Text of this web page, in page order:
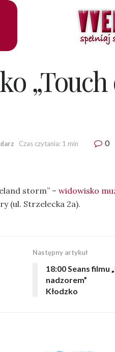
Czas czytania: 1 min 0
storm” – widowisko
(ul. Strzelecka 2a).
Następny artykuł
18:00 Seans filmu
nadzorem”
Kłodzko